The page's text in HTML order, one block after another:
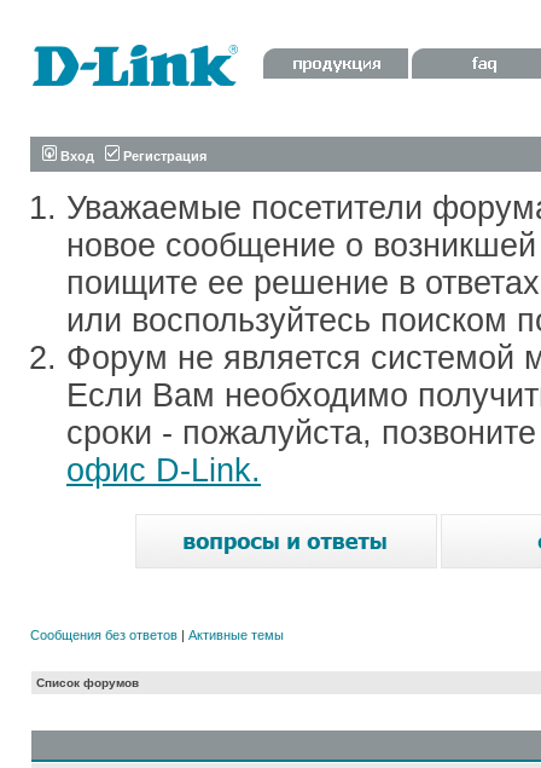
Вход Регистрация
Уважаемые посетители
новое сообщение о
поищите ее решение в
или воспользуйтесь поиском
Форум не является системой
Если Вам необходимо
сроки - пожалуйста,
офис D-Link.
Сообщения без ответов | Активные темы
Список форумов